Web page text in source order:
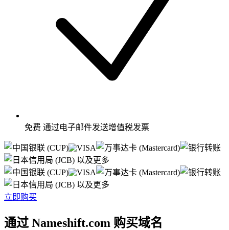
免费 通过电子邮件发送增值税发票
以及更多
以及更多
立即购买
通过 Nameshift.com 购买域名